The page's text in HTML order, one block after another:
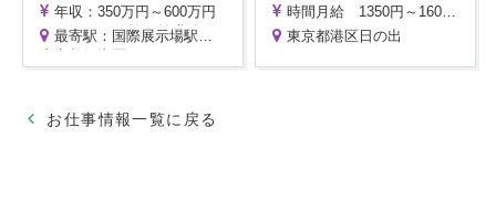
年収：350万円～600万円
※ スキル・経験・前職給与を考慮し決定
▼マネジメント経験者・顧客管理経験者の場合
（現場統括、チームマネジメント、既存顧客対応等を担っていただきます）
最寄駅：国際展示場駅より徒歩3分
時間月給 1350円～1600円 ※経験により応相談
東京都港区日の出
お仕事情報一覧に戻る